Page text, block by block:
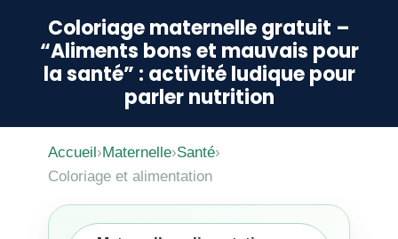
Coloriage maternelle gratuit –
“Aliments bons et mauvais pour
la santé” : activité ludique pour
parler nutrition
Accueil›Maternelle›Santé›
Coloriage et alimentation